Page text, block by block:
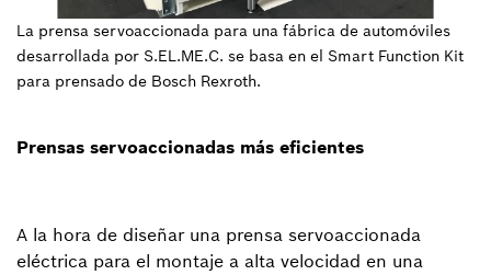
La prensa servoaccionada para una fábrica de automóviles
desarrollada por S.EL.ME.C. se basa en el Smart Function Kit
para prensado de Bosch Rexroth.
Prensas servoaccionadas más eficientes
A la hora de diseñar una prensa servoaccionada
eléctrica para el montaje a alta velocidad en una